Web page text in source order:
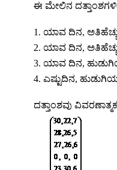
ಈ ಮೇಲಿನ
1. ಯಾವ ದಿನ,
2. ಯಾವ ದಿನ,
3. ಯಾವ ದಿನ,
4. ಎಷ್ಟುದಿನ,
ದತ್ತಾಂಶವು